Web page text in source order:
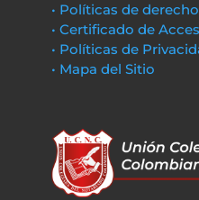
• Políticas de
• Certificado de
• Políticas de
• Mapa del Sitio